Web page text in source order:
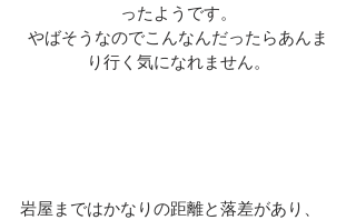
ったようです。
やばそうなのでこんなんだったらあんま
り行く気になれません。
岩屋まではかなりの距離と落差があり、